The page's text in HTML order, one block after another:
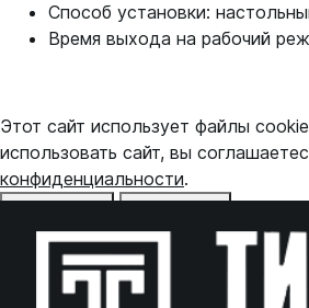
Способ установки:
Время выхода на рабочий
Этот сайт использует файлы
использовать сайт, вы
конфиденциальности.